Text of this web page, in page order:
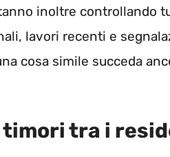
inoltre controllando
lavori recenti e
cosa simile succeda
timori tra i